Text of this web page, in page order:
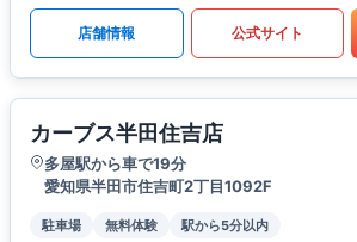
店舗情報 公式サイト
カーブス半田住吉店
多屋駅から車で19分
愛知県半田市住吉町2丁目1092F
駐車場 無料体験 駅から5分以内